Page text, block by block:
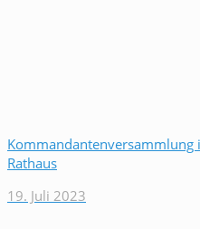
Kommandantenversammlung
Rathaus
19. Juli 2023